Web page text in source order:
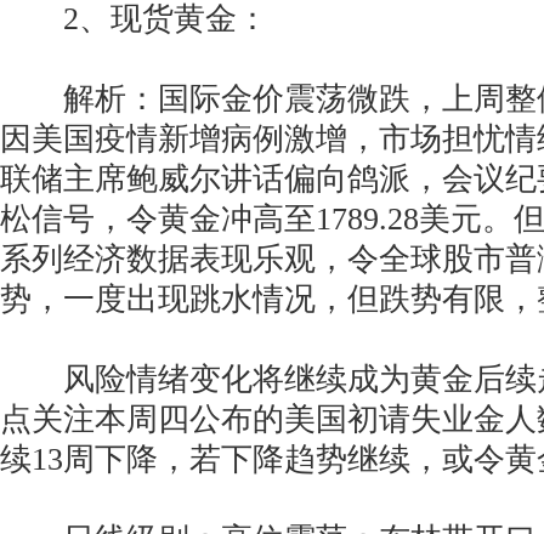
2、现货黄金：
解析：国际金价震荡微跌，上周整
因美国疫情新增病例激增，市场担忧
联储主席鲍威尔讲话偏向鸽派，会议
松信号，令黄金冲高至1789.28美元。
系列经济数据表现乐观，令全球股市
势，一度出现跳水情况，但跌势有限
风险情绪变化将继续成为黄金后续
点关注本周四公布的美国初请失业金
续13周下降，若下降趋势继续，或令